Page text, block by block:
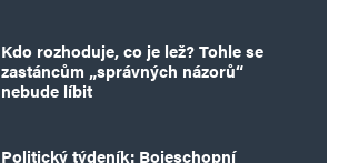
Kdo rozhoduje, co je lež? Tohle se
zastáncům „správných názorů“
nebude líbit
Politický týdeník: Bojeschopní